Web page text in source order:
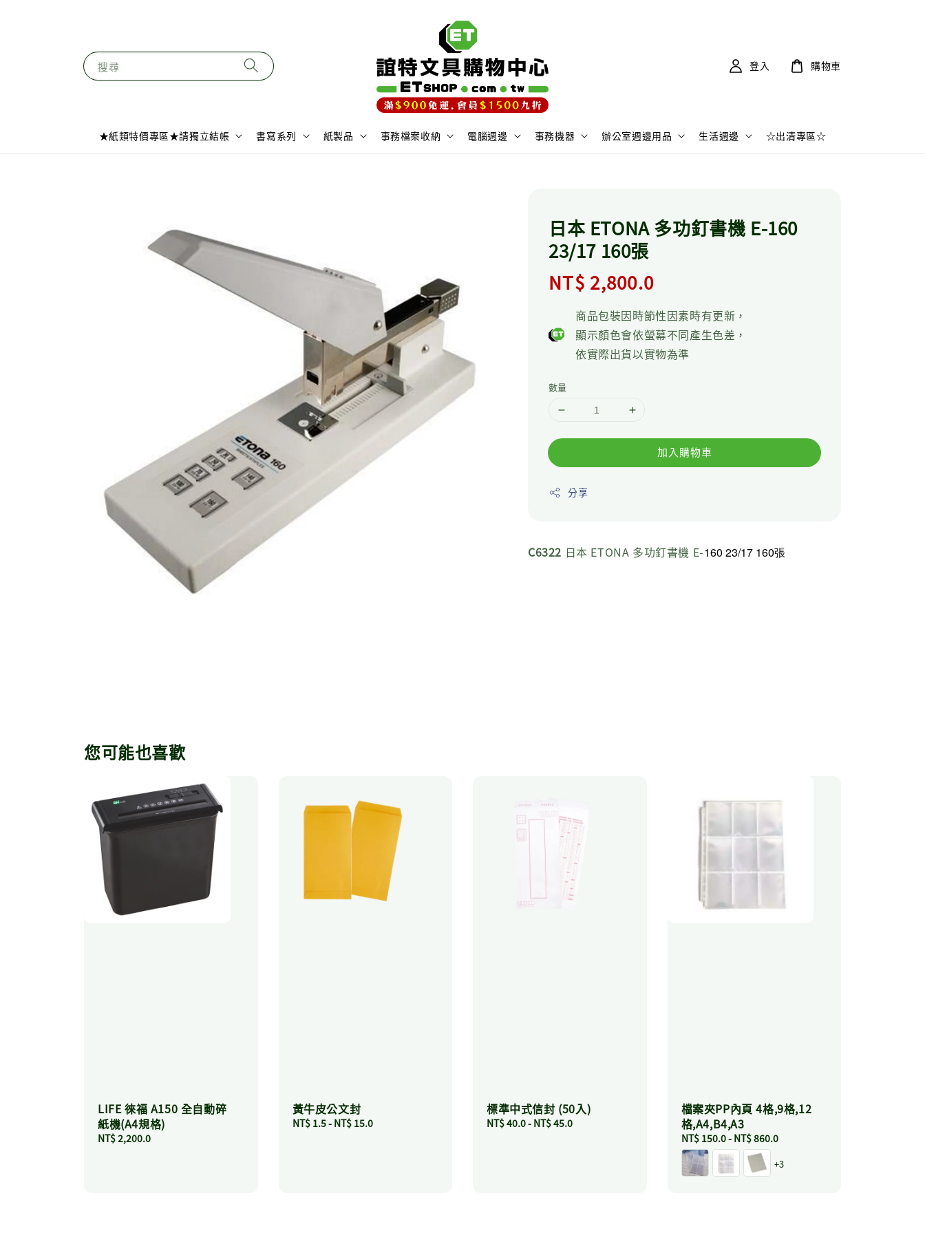
搜尋
★紙類特價專區★請獨立結帳 書寫系列 紙製品 事務檔案收納 電腦週邊 事務機器 辦公室週邊用品 生活週邊 ☆出清專區☆
登入 購物車
日本 ETONA 多功釘書機 E-160
23/17 160張
Regular
price
NT$ 2,800.0
商品包裝因時節性因素時有更新，
顯示顏色會依螢幕不同產生色差，
依實際出貨以實物為準
數量
加入購物車
分享
C6322 日本 ETONA 多功釘書機 E-160 23/17 160張
您可能也喜歡
LIFE 徠福 A150 全自動碎
紙機(A4規格)
Regular
NT$ 2,200.0
黃牛皮公文封
Regular
NT$ 1.5- NT$ 15.0
標準中式信封 (50入)
Regular
NT$ 40.0- NT$ 45.0
檔案夾PP內頁 4格,9格,12
格,A4,B4,A3
Regular
price
NT$ 150.0- NT$ 860.0
+3